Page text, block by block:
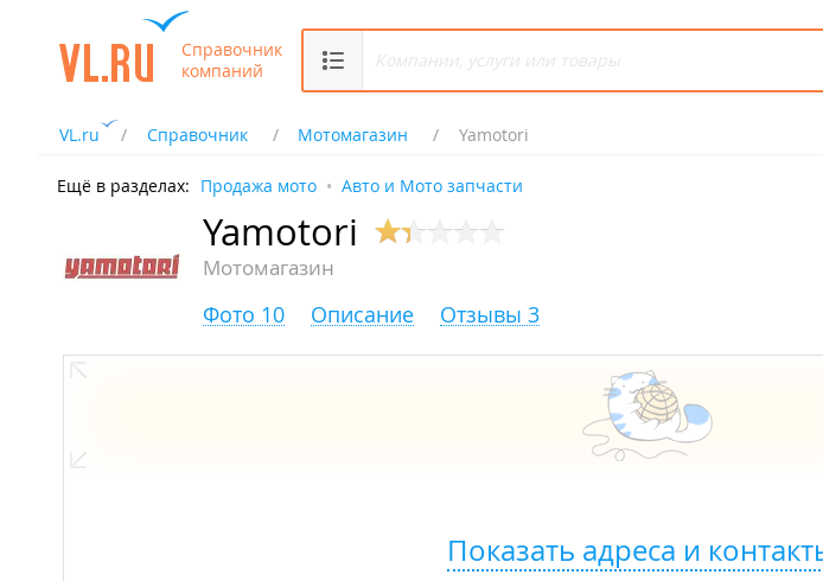
Справочник
компаний
VL.ru Справочник Мотомагазин Yamotori
Ещё в разделах: Продажа мото Авто и Мото запчасти
Yamotori
Мотомагазин
Фото 10 Описание Отзывы 3
Показать адреса и